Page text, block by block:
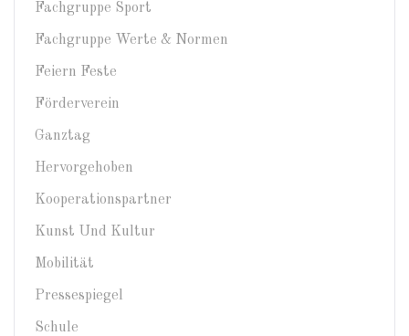
Fachgruppe Sport
Fachgruppe Werte & Normen
Feiern Feste
Förderverein
Ganztag
Hervorgehoben
Kooperationspartner
Kunst Und Kultur
Mobilität
Pressespiegel
Schule